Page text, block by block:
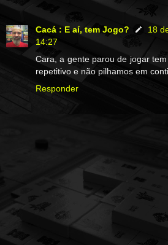
Cacá : E aí, tem Jogo?
18
14:27
Cara, a gente parou de jogar
repetitivo e não pilhamos em
Responder